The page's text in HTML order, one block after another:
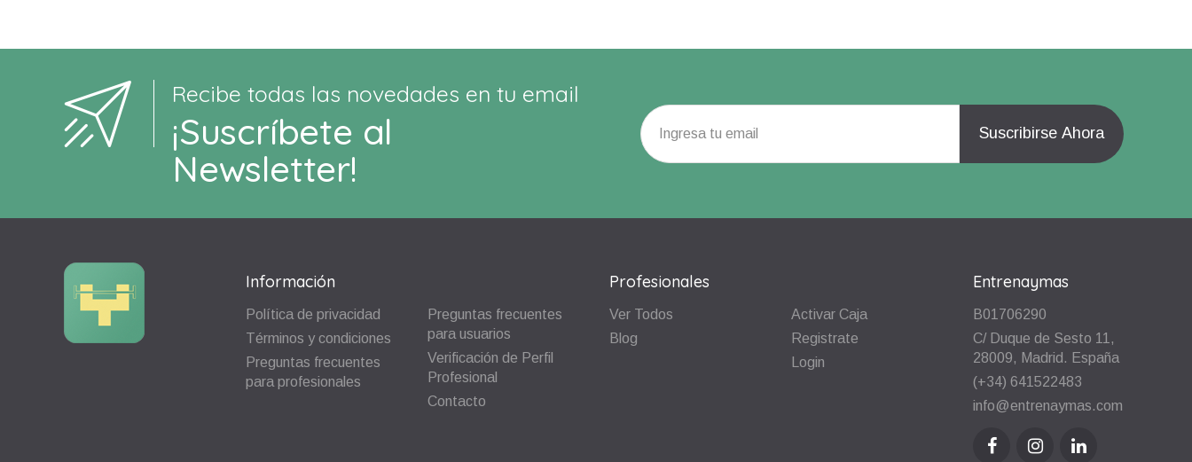
Recibe todas las novedades en tu email
¡Suscríbete al
Newsletter!
Información
Política de privacidad
Términos y condiciones
Preguntas frecuentes
para profesionales
Preguntas frecuentes
para usuarios
Verificación de Perfil
Profesional
Contacto
Profesionales
Ver Todos
Blog
Activar Caja
Registrate
Login
Entrenaymas
B01706290
C/ Duque de Sesto 11,
28009, Madrid. España
(+34) 641522483
info@entrenaymas.com